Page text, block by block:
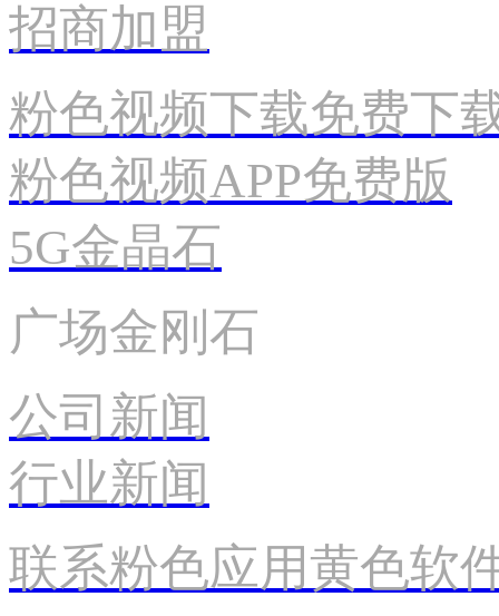
招商加盟
粉色视频下载免费下
粉色视频APP免费版
5G金晶石
广场金刚石
公司新闻
行业新闻
联系粉色应用黄色软